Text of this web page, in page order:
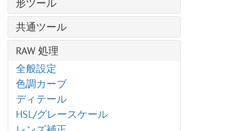
テクスチャブラシ
ブラシエディター: シェイプを選択
ブラシエディター: 楕円形
シャドウに関する効果
シャープ効果、二階調効果
様式化に関する効果
ディスト―ション
ぼかし効果
色の置き換え
均一化
グラマー効果
グリッチアート
ハイパス
レンズ補正
ノイズ
ページカール
ピクセル化
シャドウとハイライト
クローンスタンプ
カメレオン ブラシ
ぼかしツール
シャープツール
指先ツール
覆い焼きツール
焼きこみツール
スポンジツール
ベール ブラシ
スモーク ブラシ
スパークル ブラシ
エナジー ブラシ
フェルトペン
チョーク
鉛筆(アーティスティック)
スプレー(アーティスティック)
指先ツール (アーティスティック)
パス上にテキスト ツール
形ツール
形の編集
形の塗りつぶし
ストローク
共通ツール
整列ツール
移動ツール
切り取りツール
遠近法の切り取り
変形
スポイトツール
RAW 処理
全般設定
色調カーブ
ディテール
HSL/グレースケール